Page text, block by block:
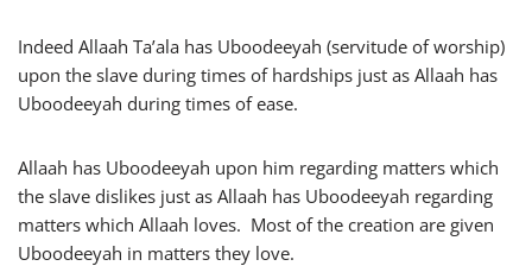
Indeed Allaah Ta’ala has Uboodeeyah (servitude of worship)
upon the slave during times of hardships just as Allaah has
Uboodeeyah during times of ease.
Allaah has Uboodeeyah upon him regarding matters which
the slave dislikes just as Allaah has Uboodeeyah regarding
matters which Allaah loves. Most of the creation are given
Uboodeeyah in matters they love.